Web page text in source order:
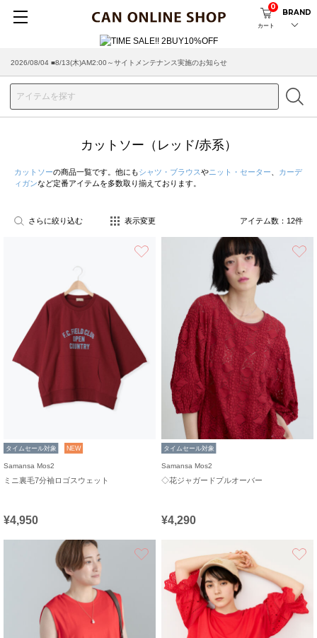
カート
0
BRAND
2026/08/04 ■8/13(木)AM2:00～サイトメンテナンス実施のお知らせ
カットソー（レッド/赤系）
カットソーの商品一覧です。他にもシャツ・ブラウスやニット・セーター
カーデ
ィガンなど定番アイテムを多数取り揃えております。
さらに絞り込む 表示変更 アイテム数： 12件
タイムセール対象 NEW
Samansa Mos2
ミニ裏毛7分袖ロゴスウェット
¥4,950
タイムセール対象
Samansa Mos2
◇花ジャガードプルオーバー
¥4,290